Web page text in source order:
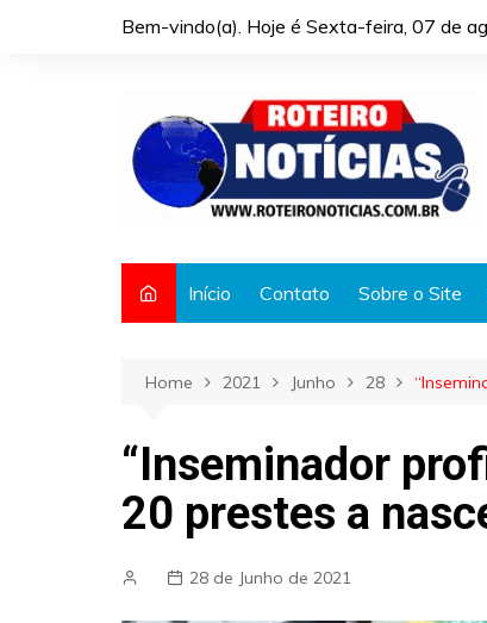
Bem-vindo(a). Hoje é Sexta-feira, 07 de
Início Contato Sobre o Site
Home 2021 Junho 28
“Inseminador
20 prestes a
28 de Junho de 2021